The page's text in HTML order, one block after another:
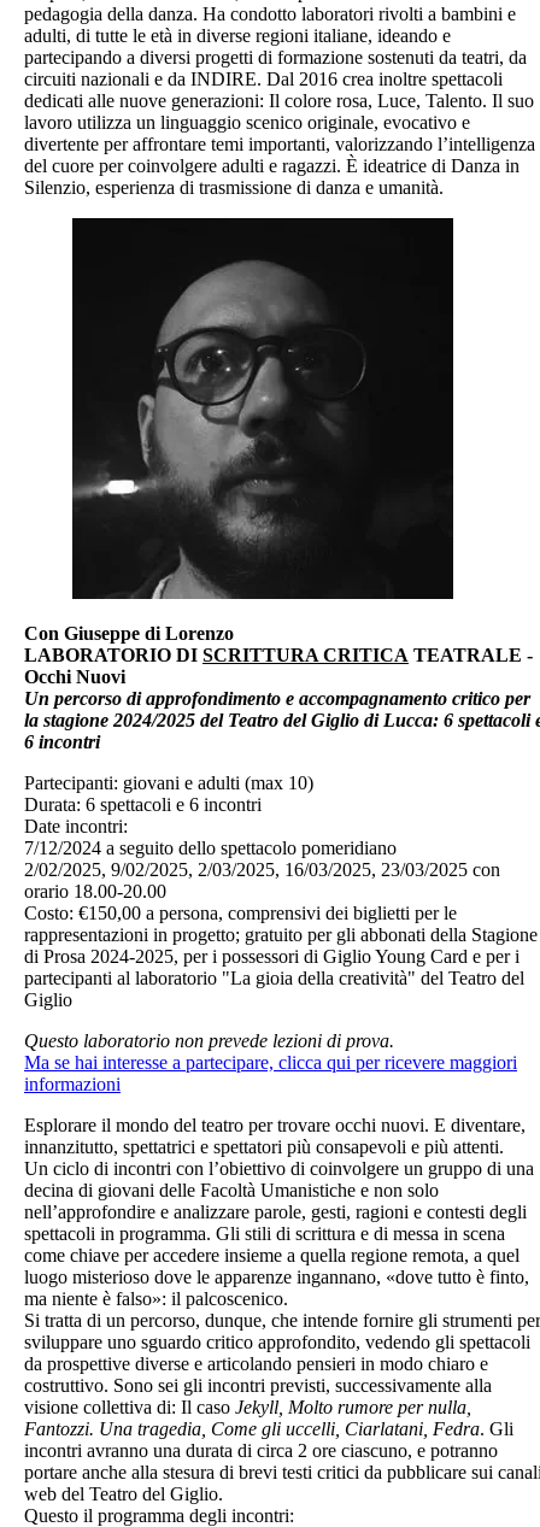
pedagogia della danza. Ha condotto laboratori rivolti a bambini e
adulti, di tutte le età in diverse regioni italiane, ideando e
partecipando a diversi progetti di formazione sostenuti da teatri, da
circuiti nazionali e da INDIRE. Dal 2016 crea inoltre spettacoli
dedicati alle nuove generazioni: Il colore rosa, Luce, Talento. Il suo
lavoro utilizza un linguaggio scenico originale, evocativo e
divertente per affrontare temi importanti, valorizzando l’intelligenza
del cuore per coinvolgere adulti e ragazzi. È ideatrice di Danza in
Silenzio, esperienza di trasmissione di danza e umanità.
Con Giuseppe di Lorenzo
LABORATORIO DI SCRITTURA CRITICA TEATRALE -
Occhi Nuovi
Un percorso di approfondimento e accompagnamento critico per
la stagione 2024/2025 del Teatro del Giglio di Lucca: 6 spettacoli
6 incontri
Partecipanti: giovani e adulti (max 10)
Durata: 6 spettacoli e 6 incontri
Date incontri:
7/12/2024 a seguito dello spettacolo pomeridiano
2/02/2025, 9/02/2025, 2/03/2025, 16/03/2025, 23/03/2025 con
orario 18.00-20.00
Costo: €150,00 a persona, comprensivi dei biglietti per le
rappresentazioni in progetto; gratuito per gli abbonati della Stagione
di Prosa 2024-2025, per i possessori di Giglio Young Card e per i
partecipanti al laboratorio "La gioia della creatività" del Teatro del
Giglio
Questo laboratorio non prevede lezioni di prova.
Ma se hai interesse a partecipare, clicca qui per ricevere maggiori
informazioni
Esplorare il mondo del teatro per trovare occhi nuovi. E diventare,
innanzitutto, spettatrici e spettatori più consapevoli e più attenti.
Un ciclo di incontri con l’obiettivo di coinvolgere un gruppo di una
decina di giovani delle Facoltà Umanistiche e non solo
nell’approfondire e analizzare parole, gesti, ragioni e contesti degli
spettacoli in programma. Gli stili di scrittura e di messa in scena
come chiave per accedere insieme a quella regione remota, a quel
luogo misterioso dove le apparenze ingannano, «dove tutto è finto,
ma niente è falso»: il palcoscenico.
Si tratta di un percorso, dunque, che intende fornire gli strumenti per
sviluppare uno sguardo critico approfondito, vedendo gli spettacoli
da prospettive diverse e articolando pensieri in modo chiaro e
costruttivo. Sono sei gli incontri previsti, successivamente alla
visione collettiva di: Il caso Jekyll, Molto rumore per nulla,
Fantozzi. Una tragedia, Come gli uccelli, Ciarlatani, Fedra. Gli
incontri avranno una durata di circa 2 ore ciascuno, e potranno
portare anche alla stesura di brevi testi critici da pubblicare sui
web del Teatro del Giglio.
Questo il programma degli incontri: